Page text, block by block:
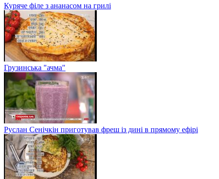
Куряче філе з ананасом на грилі
Грузинська "ачма"
Руслан Сенічкін приготував фреш із дині в прямому ефірі